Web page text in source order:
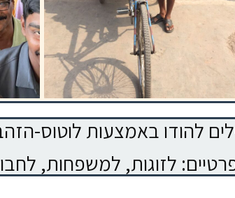
להודו באמצעות לוטוס-
לזוגות, למשפחות,